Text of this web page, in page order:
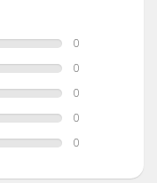
0
0
0
0
0